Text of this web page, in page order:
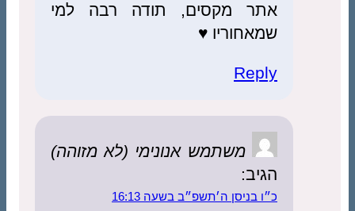
אתר מקסים, תודה רבה למי
שמאחוריו ♥
Reply
משתמש אנונימי (לא מזוהה)
הגיב:
כ״ו בניסן ה׳תשפ״ב בשעה 16:13